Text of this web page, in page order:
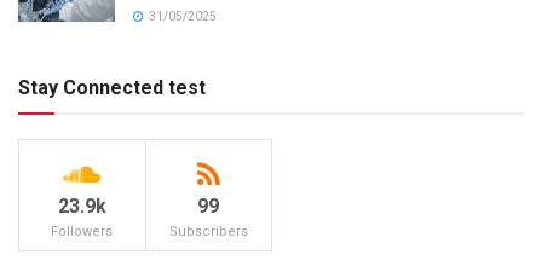
31/05/2025
Stay Connected test
23.9k
Followers
99
Subscribers